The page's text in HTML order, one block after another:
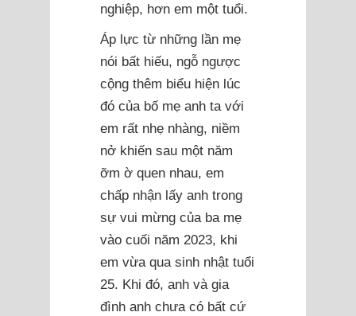
nghiệp, hơn em một tuổi.
Áp lực từ những lần mẹ
nói bất hiếu, ngỗ ngược
cộng thêm biểu hiện lúc
đó của bố mẹ anh ta với
em rất nhẹ nhàng, niềm
nở khiến sau một năm
ỡm ờ quen nhau, em
chấp nhận lấy anh trong
sự vui mừng của ba mẹ
vào cuối năm 2023, khi
em vừa qua sinh nhật tuổi
25. Khi đó, anh và gia
đình anh chưa có bất cứ